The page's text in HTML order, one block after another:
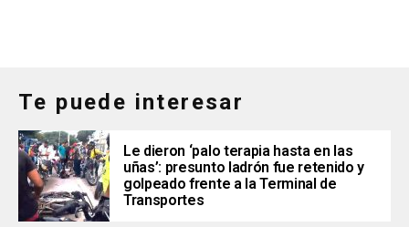
Te puede interesar
Le dieron ‘palo terapia hasta en las
uñas’: presunto ladrón fue retenido y
golpeado frente a la Terminal de
Transportes